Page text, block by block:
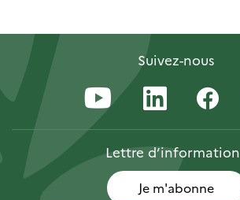
Suivez-nous
Lettred’information
Je m'abonne